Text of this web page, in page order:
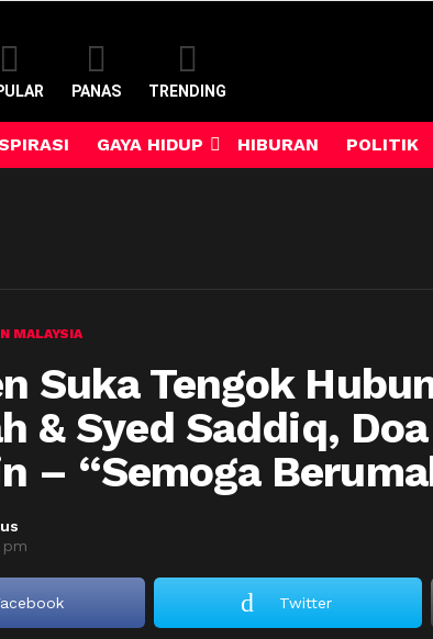
PANAS TRENDING
GAYA HIDUP HIBURAN POLITIK
MALAYSIA
Suka Tengok
& Syed Saddiq,
– “Semoga
pm
Twitter